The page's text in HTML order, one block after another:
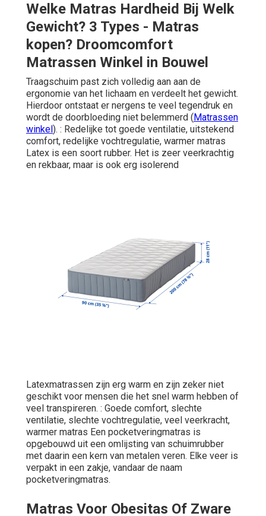
Welke Matras Hardheid Bij Welk
Gewicht? 3 Types - Matras
kopen? Droomcomfort
Matrassen Winkel in Bouwel
Traagschuim past zich volledig aan aan de
ergonomie van het lichaam en verdeelt het gewicht.
Hierdoor ontstaat er nergens te veel tegendruk en
wordt de doorbloeding niet belemmerd ( Matrassen
winkel ). : Redelijke tot goede ventilatie, uitstekend
comfort, redelijke vochtregulatie, warmer matras
Latex is een soort rubber. Het is zeer veerkrachtig
en rekbaar, maar is ook erg isolerend
Latexmatrassen zijn erg warm en zijn zeker niet
geschikt voor mensen die het snel warm hebben of
veel transpireren. : Goede comfort, slechte
ventilatie, slechte vochtregulatie, veel veerkracht,
warmer matras Een pocketveringmatras is
opgebouwd uit een omlijsting van schuimrubber
met daarin een kern van metalen veren. Elke veer is
verpakt in een zakje, vandaar de naam
pocketveringmatras.
Matras Voor Obesitas Of Zware